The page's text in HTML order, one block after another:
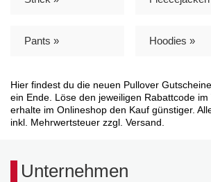
Pants » Hoodies »
Hier findest du die neuen Pullover
ein Ende. Löse den jeweiligen Rabattcode
erhalte im Onlineshop den Kauf günstiger.
inkl. Mehrwertsteuer zzgl. Versand.
Unternehmen